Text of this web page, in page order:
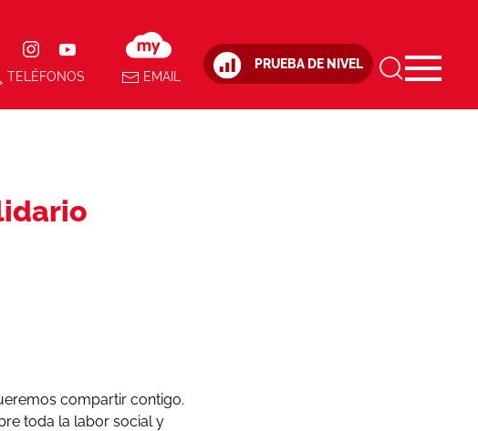
TELÉFONOS EMAIL
PRUEBA DE NIVEL
compartir contigo.
toda la labor social y